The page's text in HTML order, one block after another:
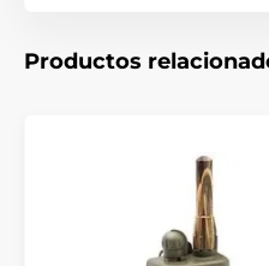
Accesorios Collares de
Transmisores para
Productos